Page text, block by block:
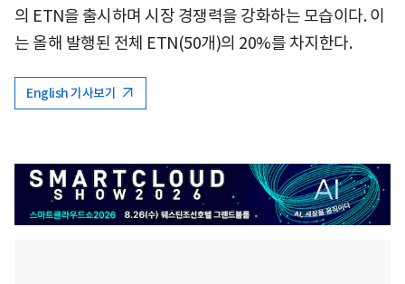
의 ETN을 출시하며 시장 경쟁력을 강화하는 모습이다. 이
는 올해 발행된 전체 ETN(50개)의 20%를 차지한다.
English 기사보기